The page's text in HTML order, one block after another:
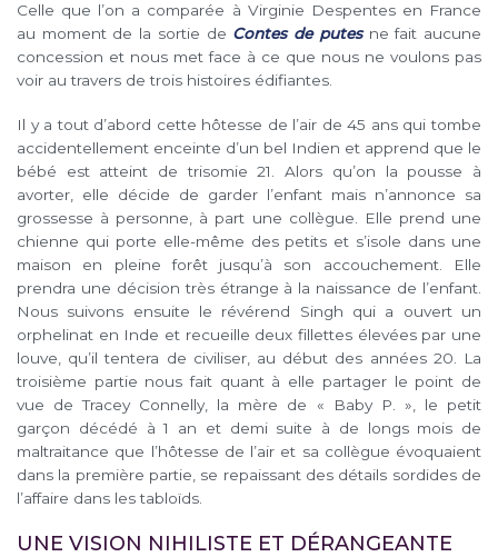
Celle que l’on a comparée à Virginie Despentes en France
au moment de la sortie de Contes de putes ne fait aucune
concession et nous met face à ce que nous ne voulons pas
voir au travers de trois histoires édifiantes.
Il y a tout d’abord cette hôtesse de l’air de 45 ans qui tombe
accidentellement enceinte d’un bel Indien et apprend que le
bébé est atteint de trisomie 21. Alors qu’on la pousse à
avorter, elle décide de garder l’enfant mais n’annonce sa
grossesse à personne, à part une collègue. Elle prend une
chienne qui porte elle-même des petits et s’isole dans une
maison en pleine forêt jusqu’à son accouchement. Elle
prendra une décision très étrange à la naissance de l’enfant.
Nous suivons ensuite le révérend Singh qui a ouvert un
orphelinat en Inde et recueille deux fillettes élevées par une
louve, qu’il tentera de civiliser, au début des années 20. La
troisième partie nous fait quant à elle partager le point de
vue de Tracey Connelly, la mère de « Baby P. », le petit
garçon décédé à 1 an et demi suite à de longs mois de
maltraitance que l’hôtesse de l’air et sa collègue évoquaient
dans la première partie, se repaissant des détails sordides de
l’affaire dans les tabloïds.
UNE VISION NIHILISTE ET DÉRANGEANTE